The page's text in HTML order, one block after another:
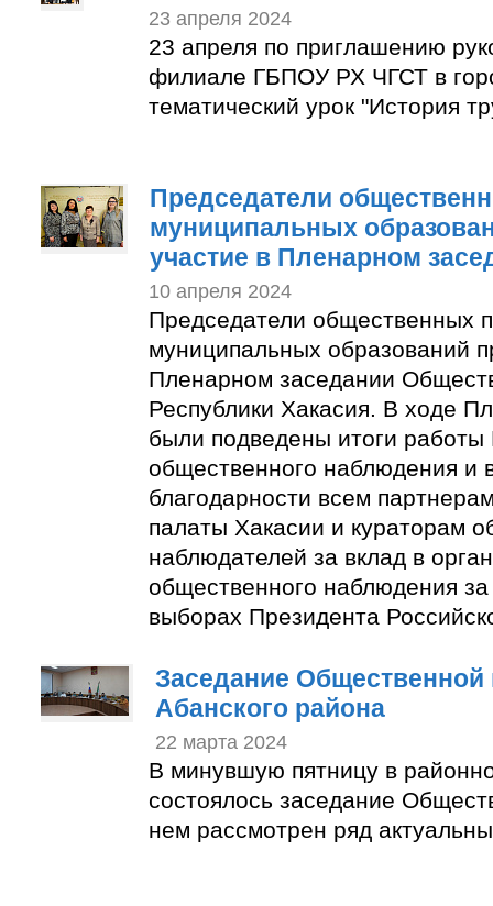
23 апреля 2024
23 апреля по приглашению
филиале ГБПОУ РХ ЧГСТ в
тематический урок "История
Председатели
муниципальных
участие в Пленарном
10 апреля 2024
Председатели общественных
муниципальных образований
Пленарном заседании
Республики Хакасия. В ходе
были подведены итоги работы
общественного наблюдения и
благодарности всем
палаты Хакасии и кураторам
наблюдателей за вклад в
общественного наблюдения
выборах Президента
Заседание Общественной
Абанского района
22 марта 2024
В минувшую пятницу в
состоялось заседание
нем рассмотрен ряд